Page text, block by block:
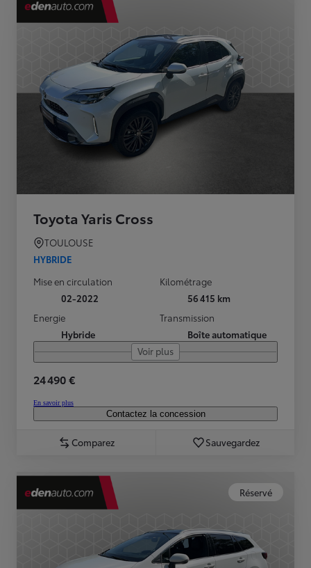
Toyota Yaris Cross
TOULOUSE
HYBRIDE
Mise en circulation
02-2022
Kilométrage
56 415 km
Energie
Hybride
Transmission
Boîte automatique
Voir plus
24 490 €
En savoir plus
Contactez la concession
Comparez Sauvegardez
Réservé